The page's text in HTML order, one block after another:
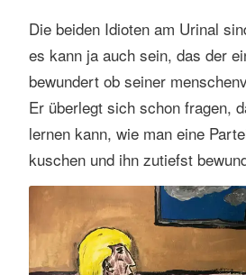
Die beiden Idioten am Urinal
es kann ja auch sein, das der
bewundert ob seiner
Er überlegt sich schon fragen,
lernen kann, wie man eine
kuschen und ihn zutiefst